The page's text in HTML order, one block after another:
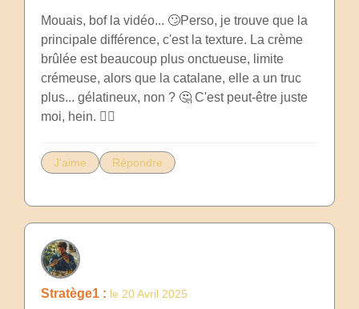
Mouais, bof la vidéo... 🙄Perso, je trouve que la
principale différence, c'est la texture. La crème
brûlée est beaucoup plus onctueuse, limite
crémeuse, alors que la catalane, elle a un truc
plus... gélatineux, non ? 🤔 C'est peut-être juste
moi, hein. 🤷‍♂️
J'aime Répondre
Stratège1 : le 20 Avril 2025